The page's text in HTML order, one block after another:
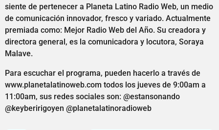
siente de pertenecer a Planeta Latino Radio Web, un medio
de comunicación innovador, fresco y variado. Actualmente
premiada como: Mejor Radio Web del Año. Su creadora y
directora general, es la comunicadora y locutora, Soraya
Malave.
Para escuchar el programa, pueden hacerlo a través de
www.planetalatinoweb.com todos los jueves de 9:00am a
11:00am, sus redes sociales son: @estansonando
@keyberirigoyen @planetalatinoradioweb